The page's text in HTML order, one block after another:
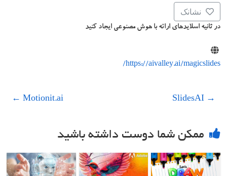
نشانک
در ثانیه اسلایدهای ارائه با هوش مصنوعی ایجاد کنید
https://aivalley.ai/magicslides/
→
SlidesAI
Motionit.ai
←
ممکن شما دوست داشته باشید